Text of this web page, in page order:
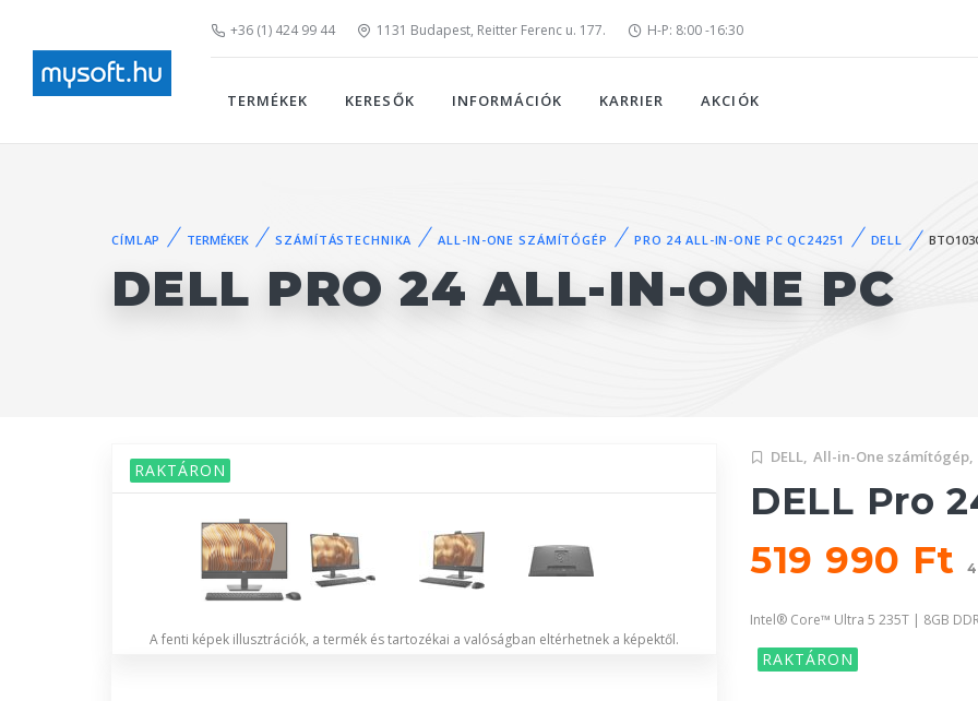
+36 (1) 424 99 44 1131 Budapest, Reitter Ferenc u. 177. H-P: 8:00 -16:30
TERMÉKEK KERESŐK INFORMÁCIÓK KARRIER AKCIÓK
CÍMLAP TERMÉKEK SZÁMÍTÁSTECHNIKA ALL-IN-ONE SZÁMÍTÓGÉP PRO 24 ALL-IN-ONE PC QC24251 DELL
DELL PRO 24 ALL-IN-ONE PC
RAKTÁRON
A fenti képek illusztrációk, a termék és tartozékai a valóságban eltérhetnek a képektől.
DELL, All-in-One számítógép,
DELL Pro
519 990 Ft
Intel® Core™ Ultra 5 235T | 8GB
RAKTÁRON